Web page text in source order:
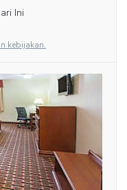
Ini
kebijakan.